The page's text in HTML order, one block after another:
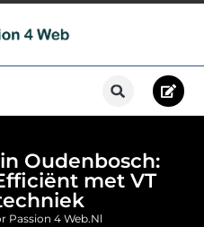
Oudenbosch:
met VT
Passion 4 Web.nl